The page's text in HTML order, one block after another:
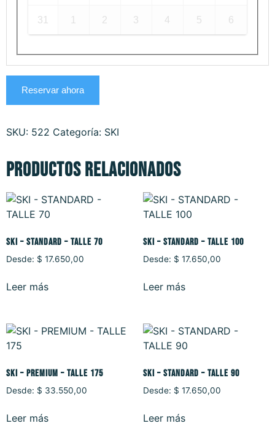
31 1 2 3 4 5 6
Reservar ahora
SKU: 522 Categoría: SKI
Productos relacionados
SKI – STANDARD – TALLE 70
Desde: $ 17.650,00
Leer más
SKI – STANDARD – TALLE 100
Desde: $ 17.650,00
Leer más
SKI – PREMIUM – TALLE 175
Desde: $ 33.550,00
Leer más
SKI – STANDARD – TALLE 90
Desde: $ 17.650,00
Leer más